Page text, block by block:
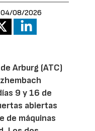
04/08/2026
Arburg (ATC)
9 y 16 de
abiertas
de máquinas